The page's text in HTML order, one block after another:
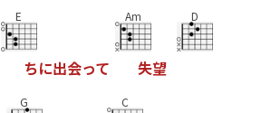
E
ちに出会って
Am
失望
D
G C